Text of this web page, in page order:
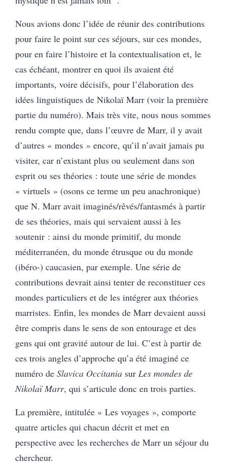
Nous avions donc l’idée de réunir des contributions
pour faire le point sur ces séjours, sur ces mondes,
pour en faire l’histoire et la contextualisation et, le
cas échéant, montrer en quoi ils avaient été
importants, voire décisifs, pour l’élaboration des
idées linguistiques de Nikolaï Marr (voir la première
partie du numéro). Mais très vite, nous nous sommes
rendu compte que, dans l’œuvre de Marr, il y avait
d’autres « mondes » encore, qu’il n’avait jamais pu
visiter, car n’existant plus ou seulement dans son
esprit ou ses théories : toute une série de mondes
« virtuels » (osons ce terme un peu anachronique)
que N. Marr avait imaginés/rêvés/fantasmés à partir
de ses théories, mais qui servaient aussi à les
soutenir : ainsi du monde primitif, du monde
méditerranéen, du monde étrusque ou du monde
(ibéro-) caucasien, par exemple. Une série de
contributions devrait ainsi tenter de reconstituer ces
mondes particuliers et de les intégrer aux théories
marristes. Enfin, les mondes de Marr devaient aussi
être compris dans le sens de son entourage et des
gens qui ont gravité autour de lui. C’est à partir de
ces trois angles d’approche qu’a été imaginé ce
numéro de Slavica Occitania sur Les mondes de
Nikolaï Marr, qui s’articule donc en trois parties.
La première, intitulée « Les voyages », comporte
quatre articles qui chacun décrit et met en
perspective avec les recherches de Marr un séjour du
chercheur.